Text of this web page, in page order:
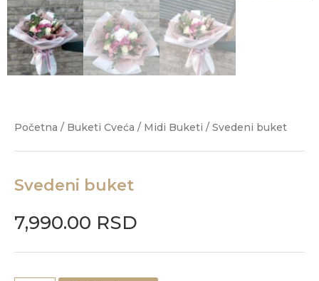
Početna / Buketi Cveća / Midi Buketi / Svedeni buket
Svedeni buket
7,990.00 RSD